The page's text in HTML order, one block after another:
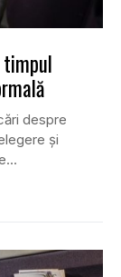
timpul
despre
și